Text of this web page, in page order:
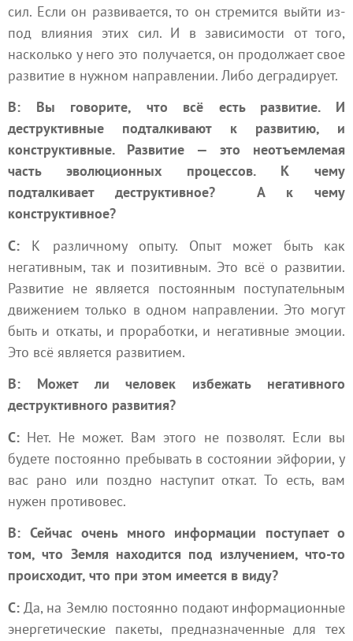
сил. Если он развивается, то он стремится выйти из-
под влияния этих сил. И в зависимости от того,
насколько у него это получается, он продолжает свое
развитие в нужном направлении. Либо деградирует.
В: Вы говорите, что всё есть развитие. И
деструктивные подталкивают к развитию, и
конструктивные. Развитие — это неотъемлемая
часть эволюционных процессов. К чему
подталкивает деструктивное? А к чему
конструктивное?
С: К различному опыту. Опыт может быть как
негативным, так и позитивным. Это всё о развитии.
Развитие не является постоянным поступательным
движением только в одном направлении. Это могут
быть и откаты, и проработки, и негативные эмоции.
Это всё является развитием.
В: Может ли человек избежать негативного
деструктивного развития?
С: Нет. Не может. Вам этого не позволят. Если вы
будете постоянно пребывать в состоянии эйфории, у
вас рано или поздно наступит откат. То есть, вам
нужен противовес.
В: Сейчас очень много информации поступает о
том, что Земля находится под излучением, что-то
происходит, что при этом имеется в виду?
С: Да, на Землю постоянно подают информационные
энергетические пакеты, предназначенные для тех